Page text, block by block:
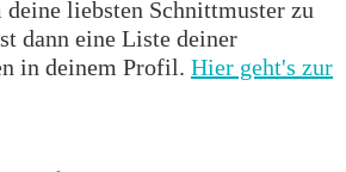
liebsten Schnittmuster zu
dann eine Liste deiner
in deinem Profil. Hier geht's zur